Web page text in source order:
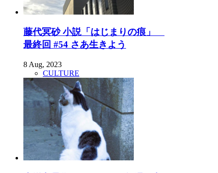
藤代冥砂 小説「はじまりの痕」
最終回 #54 さあ生きよう
8 Aug, 2023
CULTURE